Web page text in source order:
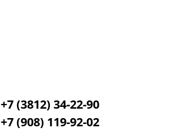
+7 (3812) 34-22-90
+7 (908) 119-92-02